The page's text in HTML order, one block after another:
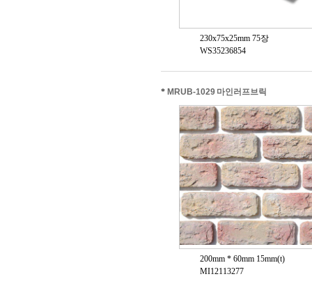
230x75x25mm 75장
WS35236854
* MRUB-1029 마인러프브릭
200mm * 60mm 15mm(t)
MI12113277